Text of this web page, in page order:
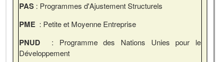
PAS: Programmes d'Ajustement Structurels
PME: Petite et Moyenne Entreprise
PNUD: Programme des Nations Unies pour le
Développement